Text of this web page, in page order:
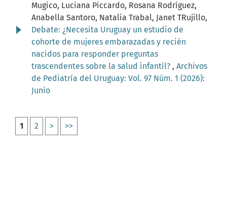
Mugico, Luciana Piccardo, Rosana Rodríguez,
Anabella Santoro, Natalia Trabal, Janet TRujillo,
Debate: ¿Necesita Uruguay un estudio de
cohorte de mujeres embarazadas y recién
nacidos para responder preguntas
trascendentes sobre la salud infantil? , Archivos
de Pediatría del Uruguay: Vol. 97 Núm. 1 (2026):
Junio
1 2 > >>